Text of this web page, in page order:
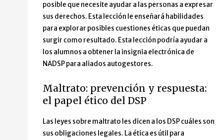
posible que necesite ayudar a las personas a expresar
sus derechos. Esta lección le enseñará habilidades
para explorar posibles cuestiones éticas que puedan
surgir como resultado. Esta lección podría ayudar a
los alumnos a obtener la insignia electrónica de
NADSP para aliados autogestores.
Maltrato: prevención y respuesta:
el papel ético del DSP
Las leyes sobre maltrato les dicen a los DSP cuáles son
sus obligaciones legales. La ética es útil para